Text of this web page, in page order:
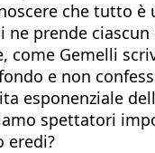
che tutto
prende
come Gemelli
e non
spettatori
eredi?